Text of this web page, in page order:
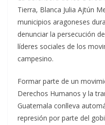
Tierra, Blanca Julia Ajtún
municipios aragoneses
denunciar la persecución
líderes sociales de los
campesino.
Formar parte de un
Derechos Humanos y la
Guatemala conlleva
represión por parte del